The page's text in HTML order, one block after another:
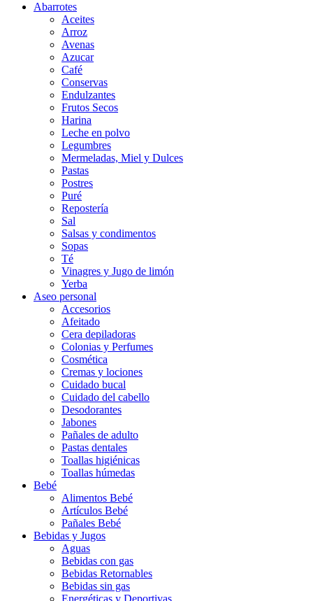
Abarrotes
Aceites
Arroz
Avenas
Azucar
Café
Conservas
Endulzantes
Frutos Secos
Harina
Leche en polvo
Legumbres
Mermeladas, Miel y Dulces
Pastas
Postres
Puré
Repostería
Sal
Salsas y condimentos
Sopas
Té
Vinagres y Jugo de limón
Yerba
Aseo personal
Accesorios
Afeitado
Cera depiladoras
Colonias y Perfumes
Cosmética
Cremas y lociones
Cuidado bucal
Cuidado del cabello
Desodorantes
Jabones
Pañales de adulto
Pastas dentales
Toallas higiénicas
Toallas húmedas
Bebé
Alimentos Bebé
Artículos Bebé
Pañales Bebé
Bebidas y Jugos
Aguas
Bebidas con gas
Bebidas Retornables
Bebidas sin gas
Energéticas y Deportivas